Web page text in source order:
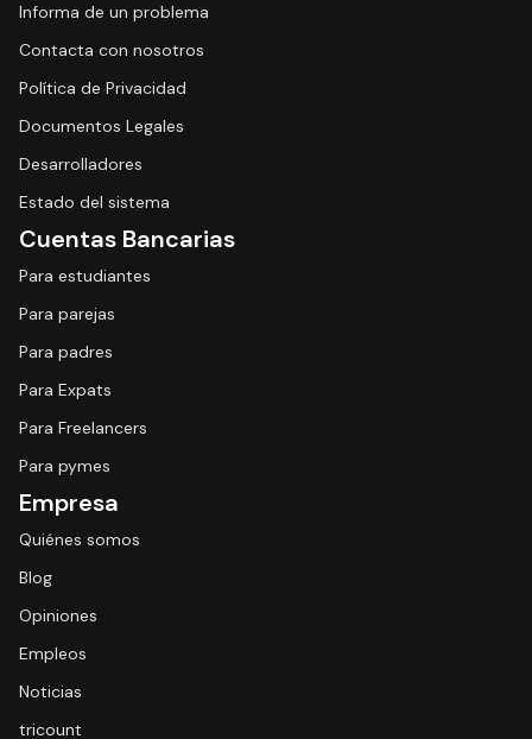
Informa de un problema
Contacta con nosotros
Política de Privacidad
Documentos Legales
Desarrolladores
Estado del sistema
Cuentas Bancarias
Para estudiantes
Para parejas
Para padres
Para Expats
Para Freelancers
Para pymes
Empresa
Quiénes somos
Blog
Opiniones
Empleos
Noticias
tricount